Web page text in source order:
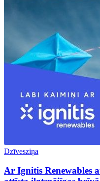
Dzīvesziņa
Ar Ignitis Renewables